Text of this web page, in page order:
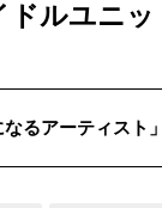
ック #男性シンガ
ドルユニッ
なるアーティス